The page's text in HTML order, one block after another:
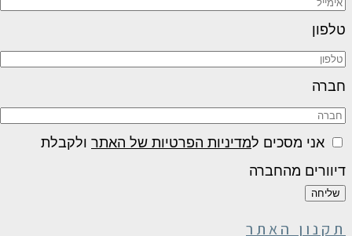
טלפון
חברה
אני מסכים למדיניות הפרטיות של האתר ולקבלת
דיוורים מהחברה
שליחה
תקנון האתר